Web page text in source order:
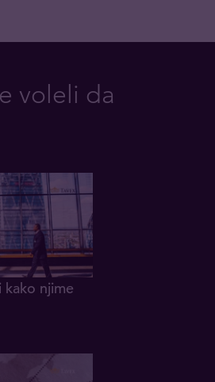
voleli da
kako njime